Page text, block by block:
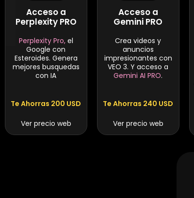
Acceso a
Perplexity PRO
Perplexity Pro,el
Google con
Esteroides. Genera
mejores busquedas
con IA
Te Ahorras 200 USD
Ver precio web
Acceso a
Gemini PRO
Crea videos y
anuncios
impresionantes con
VEO 3. Y acceso a
Gemini AI PRO.
Te Ahorras 240 USD
Ver precio web